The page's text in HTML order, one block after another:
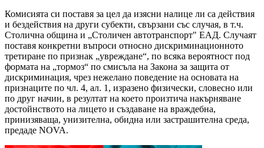
Комисията си поставя за цел да изясни налице ли са действия
и бездействия на други субекти, свързани със случая, в т.ч.
Столична община и „Столичен автотранспорт" ЕАД. Случаят
поставя конкретни въпроси относно дискриминационното
третиране по признак „увреждане“, по всяка вероятност под
формата на „тормоз“ по смисъла на Закона за защита от
дискриминация, чрез нежелано поведение на основата на
признаците по чл. 4, ал. 1, изразено физически, словесно или
по друг начин, в резултат на което произтича накърняване
достойнството на лицето и създаване на враждебна,
принизяваща, унизителна, обидна или застрашителна среда,
предаде NOVA.